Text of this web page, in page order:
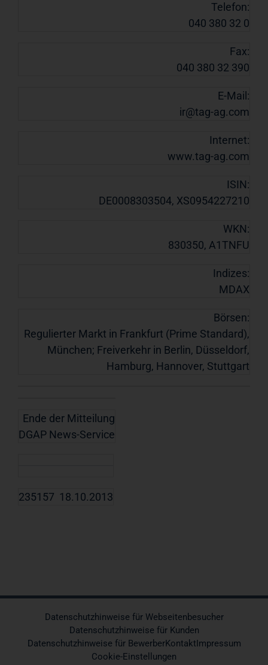
Telefon:
040 380 32 0
Fax:
040 380 32 390
E-Mail:
ir@tag-ag.com
Internet:
www.tag-ag.com
ISIN:
DE0008303504, XS0954227210
WKN:
830350, A1TNFU
Indizes:
MDAX
Börsen:
Regulierter Markt in Frankfurt (Prime Standard),
München; Freiverkehr in Berlin, Düsseldorf,
Hamburg, Hannover, Stuttgart
Ende der Mitteilung
DGAP News-Service
235157 18.10.2013
Datenschutzhinweise für Webseitenbesucher
Datenschutzhinweise für Kunden
Datenschutzhinweise für BewerberKontaktImpressum
Cookie-Einstellungen